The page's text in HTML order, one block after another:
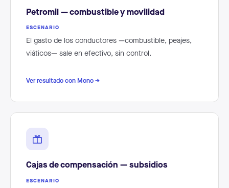
Petromil — combustible y movilidad
ESCENARIO
El gasto de los conductores —combustible, peajes,
viáticos— sale en efectivo, sin control.
Ver resultado con Mono →
Cajas de compensación — subsidios
ESCENARIO